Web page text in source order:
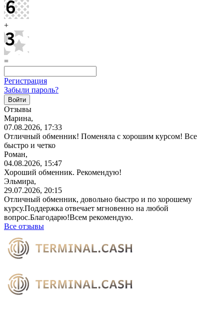
+
=
Регистрация
Забыли пароль?
Отзывы
Марина,
07.08.2026, 17:33
Отличный обменник! Поменяла с хорошим курсом! Все
быстро и четко
Роман,
04.08.2026, 15:47
Хороший обменник. Рекомендую!
Эльмира,
29.07.2026, 20:15
Отличный обменник, довольно быстро и по хорошему
курсу.Поддержка отвечает мгновенно на любой
вопрос.Благодарю!Всем рекомендую.
Все отзывы